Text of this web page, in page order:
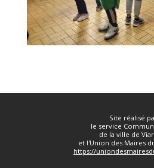
Site réalisé
le service
de la ville de
et l'Union des Maires
https://